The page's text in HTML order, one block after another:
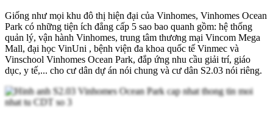
Giống như mọi khu đô thị hiện đại của Vinhomes, Vinhomes Ocean
Park có những tiện ích đẳng cấp 5 sao bao quanh gồm: hệ thống
quản lý, vận hành Vinhomes, trung tâm thương mại Vincom Mega
Mall, đại học VinUni , bệnh viện đa khoa quốc tế Vinmec và
Vinschool Vinhomes Ocean Park, đắp ứng nhu cầu giải trí, giáo
dục, y tế,... cho cư dân dự án nói chung và cư dân S2.03 nói riêng.